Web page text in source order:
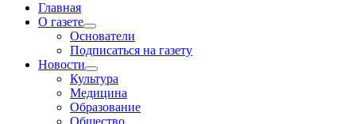
Главная
О газете
Основатели
Подписаться на газету
Новости
Культура
Медицина
Образование
Общество